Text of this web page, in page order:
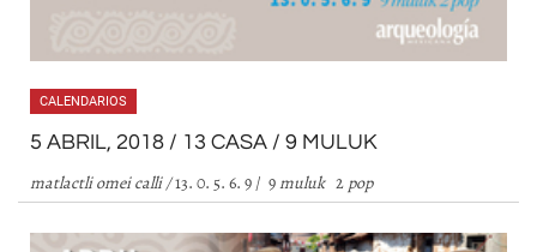
CALENDARIOS
5 ABRIL, 2018 / 13 CASA / 9 MULUK
matlactli omei calli /13. 0. 5. 6. 9 / 9muluk 2 pop